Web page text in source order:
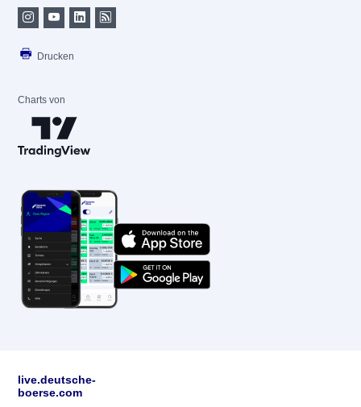
Drucken
Charts von
live.deutsche-
boerse.com